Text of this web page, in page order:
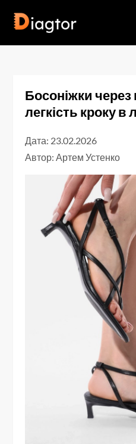
Босоніжки через
легкість кроку в
Дата: 23.02.2026
Автор:Артем Устенко